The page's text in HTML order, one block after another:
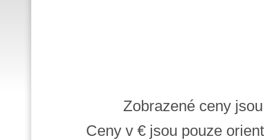
Zobrazené ceny
Ceny v € jsou pouze